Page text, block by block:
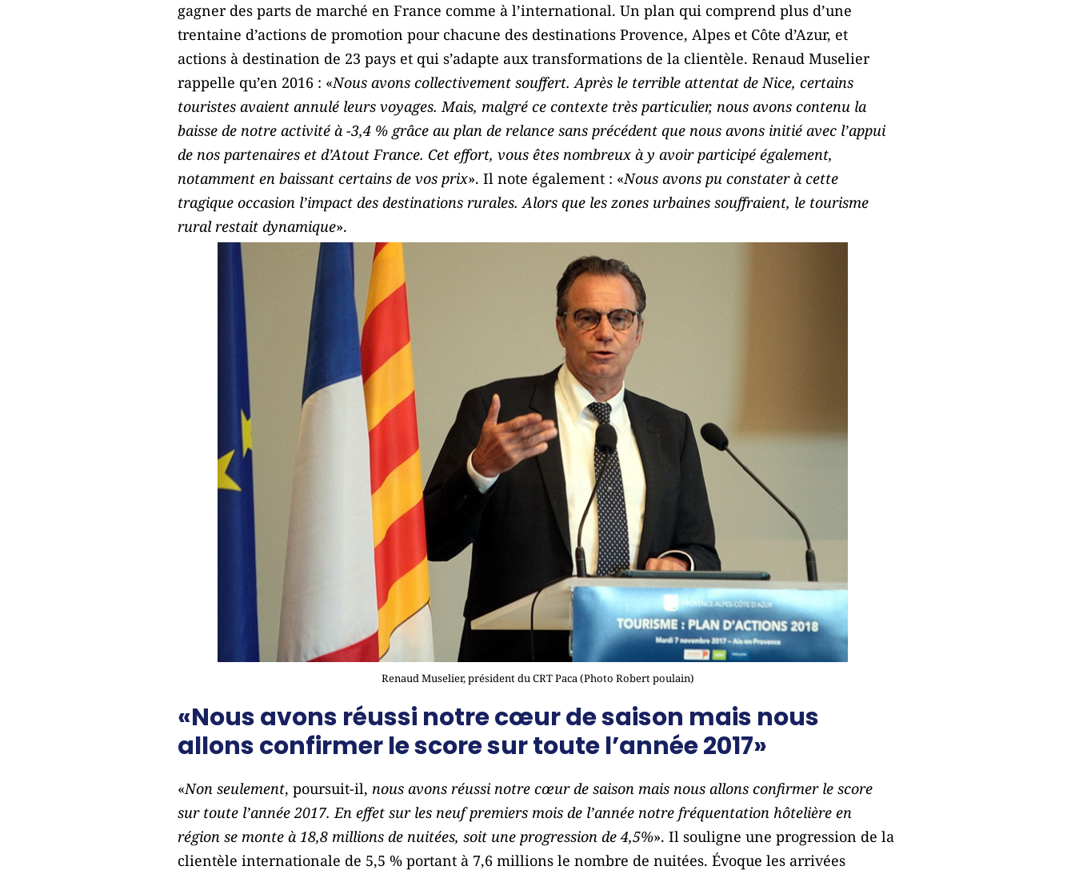
gagner des parts de marché en France comme à l’international. Un plan qui comprend plus d’une
trentaine d’actions de promotion pour chacune des destinations Provence, Alpes et Côte d’Azur, et
actions à destination de 23 pays et qui s’adapte aux transformations de la clientèle. Renaud Muselier
rappelle qu’en 2016 : «Nous avons collectivement souffert. Après le terrible attentat de Nice, certains
touristes avaient annulé leurs voyages. Mais, malgré ce contexte très particulier, nous avons contenu la
baisse de notre activité à -3,4 % grâce au plan de relance sans précédent que nous avons initié avec l’appui
de nos partenaires et d’Atout France. Cet effort, vous êtes nombreux à y avoir participé également,
notamment en baissant certains de vos prix». Il note également : «Nous avons pu constater à cette
tragique occasion l’impact des destinations rurales. Alors que les zones urbaines souffraient, le tourisme
rural restait dynamique».
Renaud Muselier, président du CRT Paca (Photo Robert poulain)
«Nous avons réussi notre cœur de saison mais nous
allons confirmer le score sur toute l’année 2017»
«Non seulement, poursuit-il, nous avons réussi notre cœur de saison mais nous allons confirmer le score
sur toute l’année 2017. En effet sur les neuf premiers mois de l’année notre fréquentation hôtelière en
région se monte à 18,8 millions de nuitées, soit une progression de 4,5%». Il souligne une progression de la
clientèle internationale de 5,5 % portant à 7,6 millions le nombre de nuitées. Évoque les arrivées